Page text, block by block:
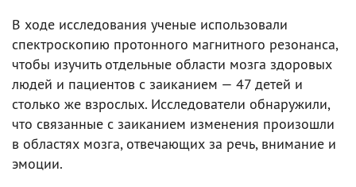
В ходе исследования ученые использовали
спектроскопию протонного магнитного резонанса,
чтобы изучить отдельные области мозга здоровых
людей и пациентов с заиканием — 47 детей и
столько же взрослых. Исследователи обнаружили,
что связанные с заиканием изменения произошли
в областях мозга, отвечающих за речь, внимание и
эмоции.